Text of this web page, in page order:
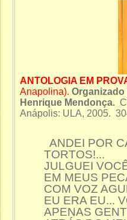
ANTOLOGIA EM
Anapolina).
Henrique Mendonça.
Anápolis: ULA, 2005.
ANDEI POR
TORTOS!...
JULGUEI
EM MEUS
COM VOZ
EU ERA EU...
APENAS